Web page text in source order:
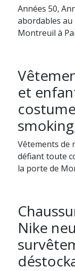
Années 50,
abordables au
Montreuil à
et
Vêtements de
défiant toute
la porte de
Nike